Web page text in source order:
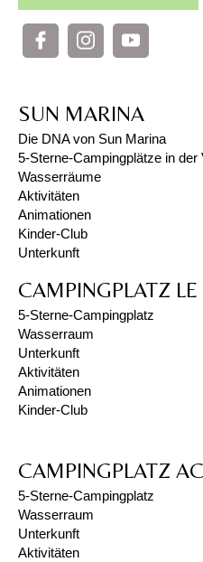
SUN MARINA
Die DNA von Sun Marina
5-Sterne-Campingplätze in der
Wasserräume
Aktivitäten
Animationen
Kinder-Club
Unterkunft
CAMPINGPLATZ
5-Sterne-Campingplatz
Wasserraum
Unterkunft
Aktivitäten
Animationen
Kinder-Club
CAMPINGPLATZ
5-Sterne-Campingplatz
Wasserraum
Unterkunft
Aktivitäten